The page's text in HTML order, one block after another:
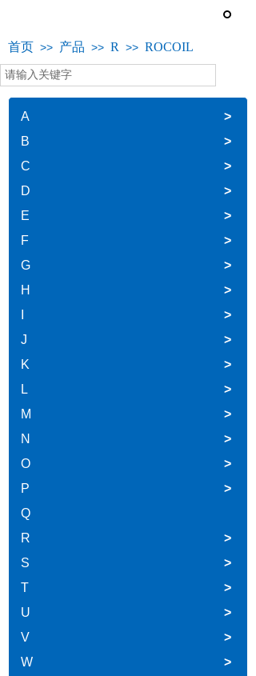
首页 >> 产品 >> R >> ROCOIL
A
>
B
>
C
>
D
>
E
>
F
>
G
>
H
>
>
J
>
K
>
L
>
M
>
N
>
O
>
P
>
Q
R
>
S
>
T
>
U
>
V
>
W
>